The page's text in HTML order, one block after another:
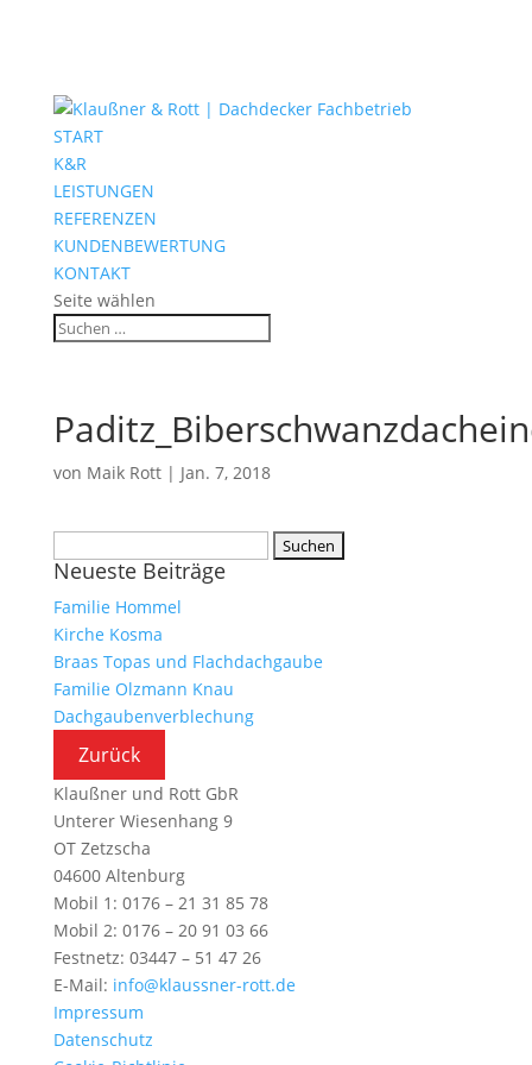
START
K&R
LEISTUNGEN
REFERENZEN
KUNDENBEWERTUNG
KONTAKT
Seite wählen
von Maik Rott| Jan. 7, 2018
nach:
Neueste Beiträge
Familie Hommel
Kirche Kosma
Braas Topas und Flachdachgaube
Familie Olzmann Knau
Dachgaubenverblechung
Klaußner und Rott GbR
Unterer Wiesenhang 9
OT Zetzscha
04600 Altenburg
Mobil 1: 0176 – 21 31 85 78
Mobil 2: 0176 – 20 91 03 66
Festnetz: 03447 – 51 47 26
E-Mail: info@klaussner-rott.de
Impressum
Datenschutz